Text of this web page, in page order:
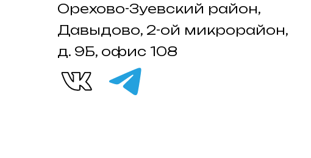
Орехово-Зуевский район,
Давыдово, 2-ой микрорайон,
д. 9Б, офис 108